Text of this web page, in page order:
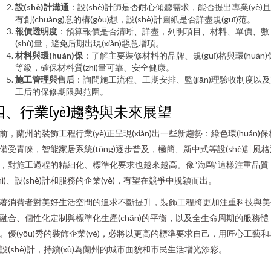
設(shè)計溝通 ：設(shè)計師是否耐心傾聽需求，能否提出專業(yè)
有創(chuàng)意的構(gòu)想，設(shè)計圖紙是否詳盡規(guī)范。
報價透明度 ：預算報價是否清晰、詳盡，列明項目、材料、單價、數
(shù)量，避免后期出現(xiàn)惡意增項。
材料與環(huán)保 ：了解主要裝修材料的品牌、規(guī)格與環(huán)
等級，確保材料質(zhì)量可靠、安全健康。
施工管理與售后 ：詢問施工流程、工期安排、監(jiān)理驗收制度以
工后的保修期限與范圍。
、行業(yè)趨勢與未來展望
，蘭州的裝飾工程行業(yè)正呈現(xiàn)出一些新趨勢：綠色環(huán)保
受青睞，智能家居系統(tǒng)逐步普及，極簡、新中式等設(shè)計風
對施工過程的精細化、標準化要求也越來越高。像“海鷗”這樣注重品質
、設(shè)計和服務的企業(yè)，有望在競爭中脫穎而出。
消費者對美好生活空間的追求不斷提升，裝飾工程將更加注重科技與
合、個性化定制與標準化生產(chǎn)的平衡，以及全生命周期的服務體
優(yōu)秀的裝飾企業(yè)，必將以更高的標準要求自己，用匠心工藝和
(shè)計，持續(xù)為蘭州的城市面貌和市民生活增光添彩。